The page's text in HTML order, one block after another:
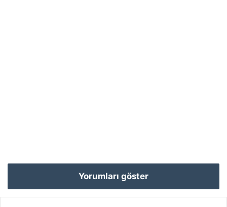
Yorumları göster